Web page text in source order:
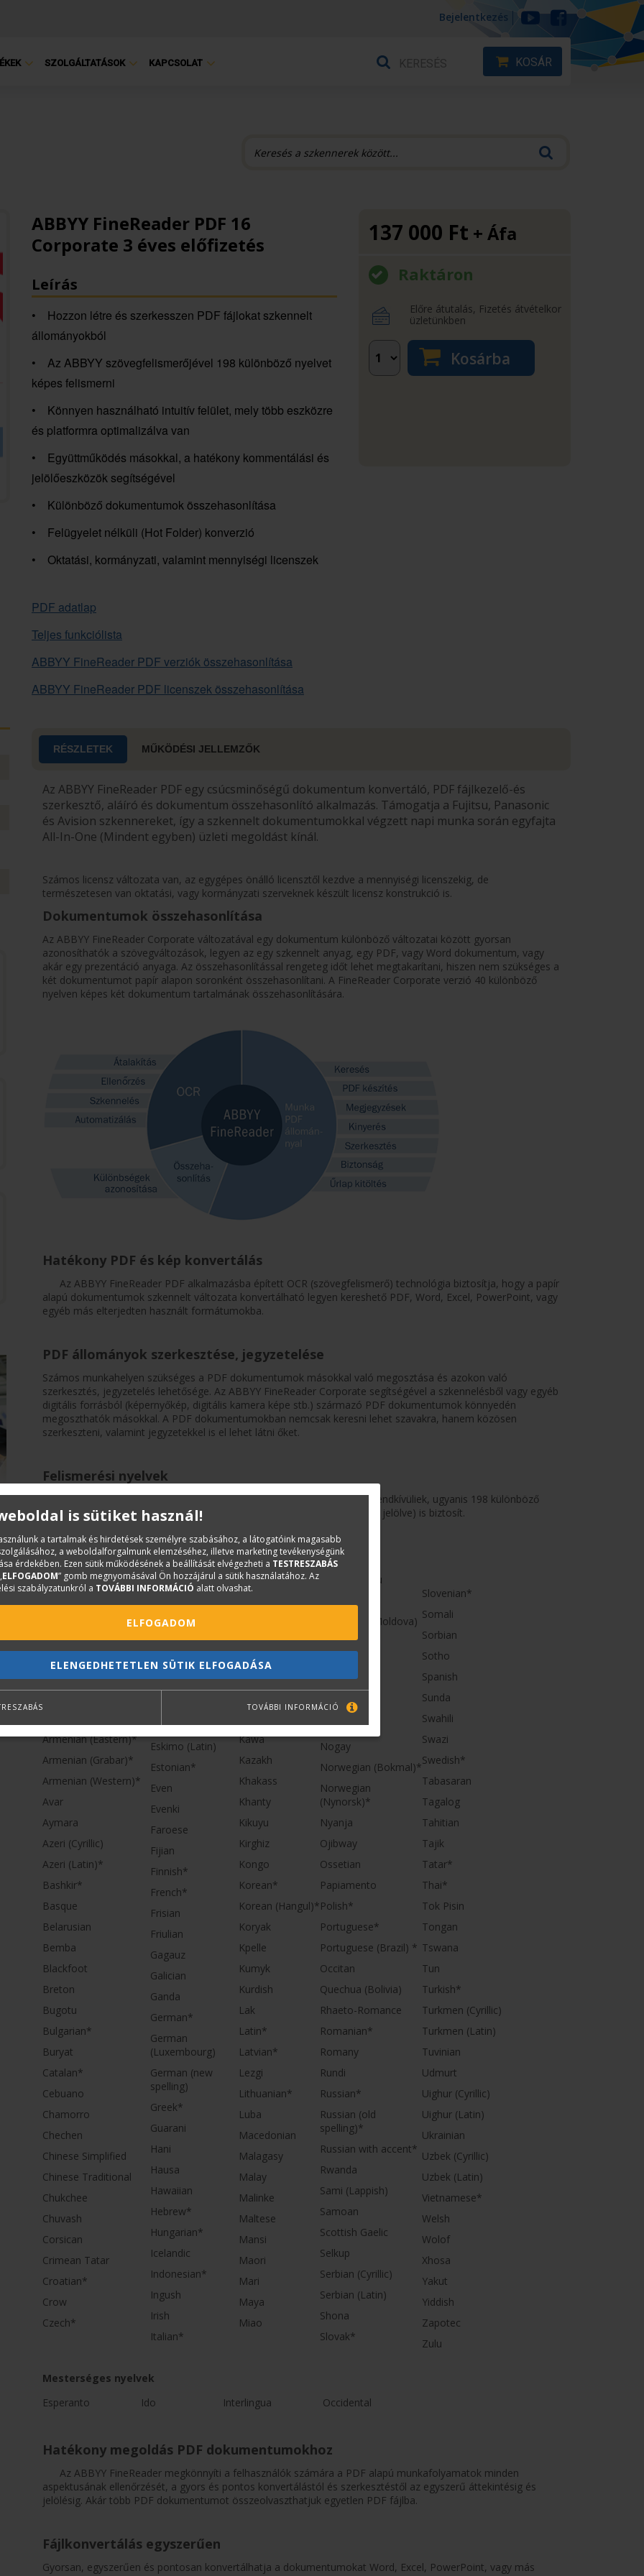
Bejelentkezés
SZOLGÁLTATÁSOK KAPCSOLAT KOSÁR
ABBYY FineReader PDF 16
Corporate 3 éves előfizetés
Leírás
• Hozzon létre és szerkesszen PDF fájlokat szkennelt
állományokból
• Az ABBYY szövegfelismerőjével 198 különböző nyelvet
képes felismerni
• Könnyen használható intuitív felület, mely több eszközre
és platformra optimalizálva van
• Együttműködés másokkal, a hatékony kommentálási és
jelölőeszközök segítségével
• Különböző dokumentumok összehasonlítása
• Felügyelet nélküli (Hot Folder) konverzió
• Oktatási, kormányzati, valamint mennyiségi licenszek
PDF adatlap
Teljes funkciólista
ABBYY FineReader PDF verziók összehasonlítása
ABBYY FineReader PDF licenszek összehasonlítása
137 000 Ft + Áfa
Raktáron
Előre átutalás, Fizetés átvételkor
üzletünkben
Kosárba
RÉSZLETEK MŰKÖDÉSI JELLEMZŐK
Az ABBYY FineReader PDF egy csúcsminőségű dokumentum konvertáló, PDF fájlkezelő-és
szerkesztő, aláíró és dokumentum összehasonlító alkalmazás. Támogatja a Fujitsu, Panasonic
és Avision szkennereket, így a szkennelt dokumentumokkal végzett napi munka során egyfajta
All-In-One (Mindent egyben) üzleti megoldást kínál.
Számos licensz változata van, az egygépes önálló licensztől kezdve a mennyiségi licenszekig, de
természetesen van oktatási, vagy kormányzati szerveknek készült licensz konstrukció is.
Dokumentumok összehasonlítása
Az ABBYY FineReader Corporate változatával egy dokumentum különböző változatai között gyorsan
azonosíthatók a szövegváltozások, legyen az egy szkennelt anyag, egy PDF, vagy Word dokumentum, vagy
akár egy prezentáció anyaga. Az összehasonlítással rengeteg időt lehet megtakarítani, hiszen nem szükséges a
két dokumentumot papír alapon soronként összehasonlítani. A FineReader Corporate verzió 40 különböző
nyelven képes két dokumentum tartalmának összehasonlítására.
Hatékony PDF és kép konvertálás
Az ABBYY FineReader PDF alkalmazásba épített OCR (szövegfelismerő) technológia biztosítja, hogy a papír
alapú dokumentumok szkennelt változata konvertálható legyen kereshető PDF, Word, Excel, PowerPoint, vagy
egyéb más elterjedten használt formátumokba.
PDF állományok szerkesztése, jegyzetelése
Számos munkahelyen szükséges a PDF dokumentumok másokkal való megosztása és azokon való
szerkesztés, jegyzetelés lehetősége. Az ABBYY FineReader Corporate segítségével a szkennelésből vagy egyéb
digitális forrásból (képernyőkép, digitális kamera képe stb.) származó PDF dokumentumok könnyedén
megoszthatók másokkal. A PDF dokumentumokban nemcsak keresni lehet szavakra, hanem közösen
szerkeszteni, valamint jegyzetekkel is el lehet látni őket.
Felismerési nyelvek
Az ABBYY FineReader Corporate szövegfelismerő képességei egészen rendkívüliek, ugyanis 198 különböző
nyelvet képes felismerni, melyekből 53 nyelvhez szótártámogatást (*-gal jelölve) is biztosít.
Természetes nyelvek
Abkhaz
Agul
Albanian
Armenian (Eastern)*
Armenian (Grabar)*
Armenian (Western)*
Avar
Aymara
Azeri (Cyrillic)
Azeri (Latin)*
Bashkir*
Basque
Belarusian
Bemba
Blackfoot
Breton
Bugotu
Bulgarian*
Buryat
Catalan*
Cebuano
Chamorro
Chechen
Chinese Simplified
Chinese Traditional
Chukchee
Chuvash
Corsican
Crimean Tatar
Croatian*
Crow
Czech*
Dakota
Dargwa
Dungan
Dutch*
Dutch (Belgian)*
Eskimo (Cyrillic)
Eskimo (Latin)
Estonian*
Even
Evenki
Faroese
Fijian
Finnish*
French*
Frisian
Friulian
Gagauz
Galician
Ganda
German*
German
(Luxembourg)
German (new
spelling)
Greek*
Guarani
Hani
Hausa
Hawaiian
Hebrew*
Hungarian*
Icelandic
Indonesian*
Ingush
Irish
Italian*
Japanese*
Kalmyk
Karachay-Balkar
Kawa
Kazakh
Khakass
Khanty
Kikuyu
Kirghiz
Kongo
Korean*
Korean (Hangul)*
Koryak
Kpelle
Kumyk
Kurdish
Lak
Latin*
Latvian*
Lezgi
Lithuanian*
Luba
Macedonian
Malagasy
Malay
Malinke
Maltese
Mansi
Maori
Mari
Maya
Miao
Minangkabau
Romanian (Moldova)
Mongol
Nahuatl
Nenets
Nivkh
Nogay
Norwegian (Bokmal)*
Norwegian
(Nynorsk)*
Nyanja
Ojibway
Ossetian
Papiamento
Polish*
Portuguese*
Portuguese (Brazil) *
Occitan
Quechua (Bolivia)
Rhaeto-Romance
Romanian*
Romany
Rundi
Russian*
Russian (old
spelling)*
Russian with accent*
Rwanda
Sami (Lappish)
Samoan
Scottish Gaelic
Selkup
Serbian (Cyrillic)
Serbian (Latin)
Shona
Slovak*
Slovenian*
Somali
Sorbian
Sotho
Spanish
Sunda
Swahili
Swazi
Swedish*
Tabasaran
Tagalog
Tahitian
Tajik
Tatar*
Thai*
Tok Pisin
Tongan
Tswana
Tun
Turkish*
Turkmen (Cyrillic)
Turkmen (Latin)
Tuvinian
Udmurt
Uighur (Cyrillic)
Uighur (Latin)
Ukrainian
Uzbek (Cyrillic)
Uzbek (Latin)
Vietnamese*
Welsh
Wolof
Xhosa
Yakut
Yiddish
Zapotec
Zulu
Mesterséges nyelvek
Esperanto
Ido Interlingua Occidental
Hatékony megoldás PDF dokumentumokhoz
Az ABBYY FineReader megkönnyíti a felhasználók számára a PDF alapú munkafolyamatok minden
aspektusának ellenőrzését, a gyors és pontos konvertálástól és szerkesztéstől az egyszerű áttekintésig és
jelölésig. Akár több PDF dokumentumot összeolvaszthatjuk egyetlen PDF fájlba.
Fájlkonvertálás egyszerűen
Gyorsan, egyszerűen és pontosan konvertálhatja a dokumentumokat Word, Excel, PowerPoint, vagy más
is sütiket használ!
a tartalmak és hirdetések személyre szabásához, a látogatóink magasabb
a weboldalforgalmunk elemzéséhez, illetve marketing tevékenységünk
érdekében. Ezen sütik működésének a beállítását elvégezheti a TESTRESZABÁS
ELFOGADOM” gomb megnyomásával Ön hozzájárul a sütik használatához. Az
szabályzatunkról a TOVÁBBI INFORMÁCIÓ alatt olvashat.
ELFOGADOM
ELENGEDHETETLEN SÜTIK ELFOGADÁSA
TOVÁBBI INFORMÁCIÓ